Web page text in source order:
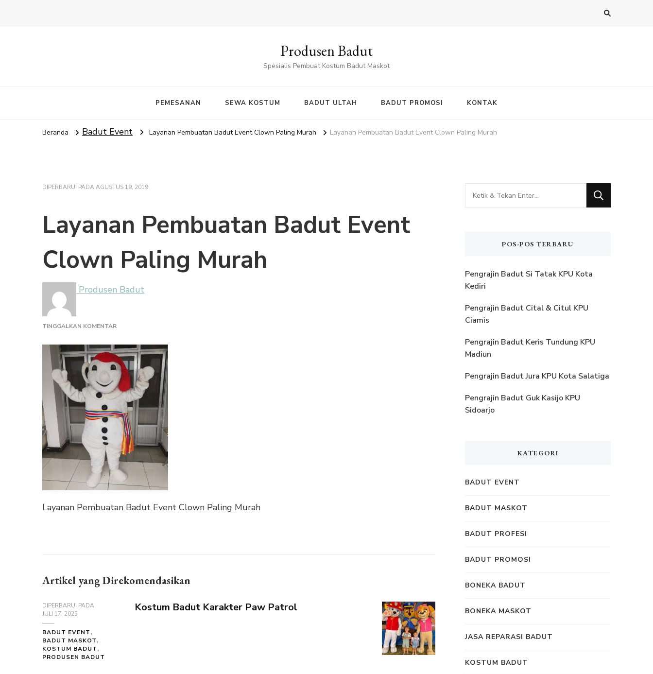
Produsen Badut
Spesialis Pembuat Kostum Badut Maskot
PEMESANAN SEWA KOSTUM BADUT ULTAH BADUT PROMOSI KONTAK
Beranda Badut Event Layanan Pembuatan Badut Event Clown Paling Murah Layanan Pembuatan Badut Event Clown Paling Murah
DIPERBARUI PADAAGUSTUS 19, 2019
Layanan Pembuatan Badut Event
Clown Paling Murah
Produsen Badut
TINGGALKAN KOMENTARPADA
PEMBUATAN
BADUT
EVENT
CLOWN
PALING
MURAH
Layanan Pembuatan Badut Event Clown Paling Murah
Artikel yang Direkomendasikan
DIPERBARUI PADA
JULI 17, 2025
BADUT EVENT
BADUT MASKOT
KOSTUM BADUT
PRODUSEN BADUT
Kostum Badut Karakter Paw Patrol
Mencari
Sesuatu?
POS-POS TERBARU
Pengrajin Badut Si Tatak KPU Kota
Kediri
Pengrajin Badut Cital & Citul KPU
Ciamis
Pengrajin Badut Keris Tundung KPU
Madiun
Pengrajin Badut Jura KPU Kota Salatiga
Pengrajin Badut Guk Kasijo KPU
Sidoarjo
KATEGORI
BADUT EVENT
BADUT MASKOT
BADUT PROFESI
BADUT PROMOSI
BONEKA BADUT
BONEKA MASKOT
JASA REPARASI BADUT
KOSTUM BADUT